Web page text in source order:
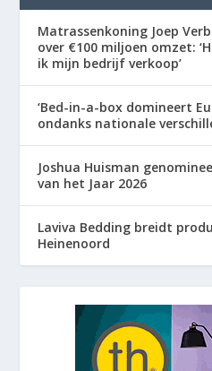
Matrassenkoning Joep
over €100 miljoen omzet:
ik mijn bedrijf verkoop’
‘Bed-in-a-box domineert
ondanks nationale
Joshua Huisman
van het Jaar 2026
Laviva Bedding breidt
Heinenoord